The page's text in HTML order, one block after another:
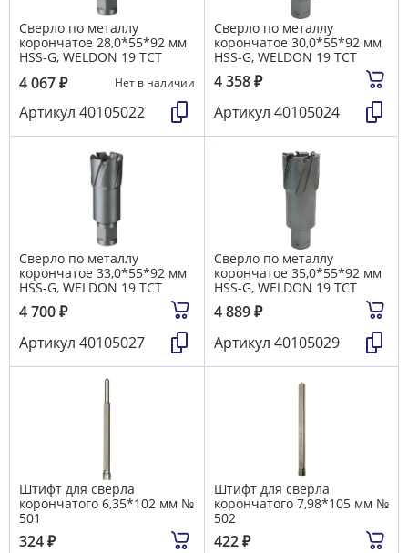
Сверло по металлу
корончатое 28,0*55*92 мм
HSS-G, WELDON 19 TCT
4 067₽ Нет в наличии
Артикул 40105022
Сверло по металлу
корончатое 30,0*55*92 мм
HSS-G, WELDON 19 TCT
4 358₽
Артикул 40105024
Сверло по металлу
корончатое 33,0*55*92 мм
HSS-G, WELDON 19 TCT
4 700₽
Артикул 40105027
Сверло по металлу
корончатое 35,0*55*92 мм
HSS-G, WELDON 19 TCT
4 889₽
Артикул 40105029
Штифт для сверла
корончатого 6,35*102 мм №
501
324₽
Штифт для сверла
корончатого 7,98*105 мм №
502
422₽